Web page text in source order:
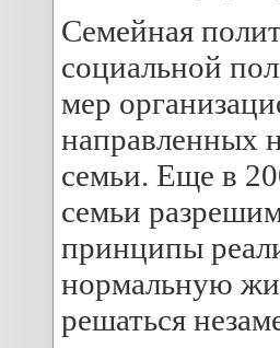
Семейная
социальной
мер
направленных
семьи. Еще в
семьи
принципы
нормальную
решаться